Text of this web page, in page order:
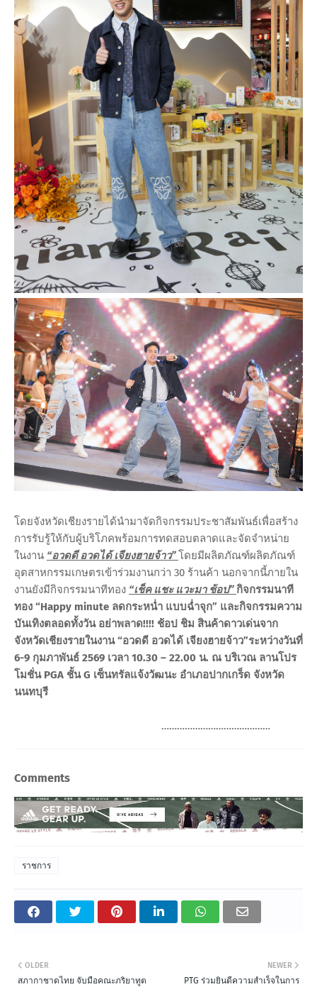
โดยจังหวัดเชียงรายได้นำมาจัดกิจกรรมประชาสัมพันธ์เพื่อสร้าง
การรับรู้ให้กับผู้บริโภคพร้อมการทดสอบตลาดและจัดจำหน่าย
ในงาน “อวดดี อวดได้ เจียงฮายจ้าว”โดยมีผลิตภัณฑ์ผลิตภัณฑ์
อุตสาหกรรมเกษตรเข้าร่วมงานกว่า 30 ร้านค้า นอกจากนี้ภายใน
งานยังมีกิจกรรมนาทีทอง “เช็ค แชะ แวะมา ช้อป” กิจกรรมนาที
ทอง “Happy minute ลดกระหน่ำ แบบฉ่ำจุก” และกิจกรรมความ
บันเทิงตลอดทั้งวัน อย่าพลาด!!!! ช้อป ชิม สินค้าดาวเด่นจาก
จังหวัดเชียงรายในงาน “อวดดี อวดได้ เจียงฮายจ้าว”ระหว่างวันที่
6-9 กุมภาพันธ์ 2569 เวลา 10.30 – 22.00 น. ณ บริเวณ ลานโปร
โมชั่น PGA ชั้น G เซ็นทรัลแจ้งวัฒนะ อำเภอปากเกร็ด จังหวัด
นนทบุรี
……………………………………
Comments
ราชการ
NEWER
PTG ร่วมยินดีความสำเร็จในการ
OLDER
สภากาชาดไทย จับมือคณะภริยาทูต